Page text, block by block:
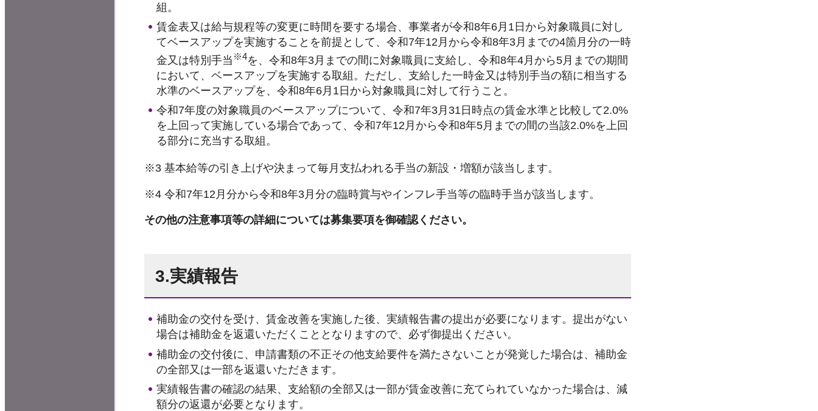
組。
賃金表又は給与規程等の変更に時間を要する場合、事業者が令和8年6月1日から対象職員に対し
てベースアップを実施することを前提として、令和7年12月から令和8年3月までの4箇月分の一時
金又は特別手当 ※4を、令和8年3月までの間に対象職員に支給し、令和8年4月から5月までの期間
において、ベースアップを実施する取組。ただし、支給した一時金又は特別手当の額に相当する
水準のベースアップを、令和8年6月1日から対象職員に対して行うこと。
令和7年度の対象職員のベースアップについて、令和7年3月31日時点の賃金水準と比較して2.0%
を上回って実施している場合であって、令和7年12月から令和8年5月までの間の当該2.0%を上回
る部分に充当する取組。
※3 基本給等の引き上げや決まって毎月支払われる手当の新設・増額が該当します。
※4 令和7年12月分から令和8年3月分の臨時賞与やインフレ手当等の臨時手当が該当します。
その他の注意事項等の詳細については募集要項を御確認ください。
3.実績報告
補助金の交付を受け、賃金改善を実施した後、実績報告書の提出が必要になります。提出がない
場合は補助金を返還いただくこととなりますので、必ず御提出ください。
補助金の交付後に、申請書類の不正その他支給要件を満たさないことが発覚した場合は、補助金
の全部又は一部を返還いただきます。
実績報告書の確認の結果、支給額の全部又は一部が賃金改善に充てられていなかった場合は、減
額分の返還が必要となります。